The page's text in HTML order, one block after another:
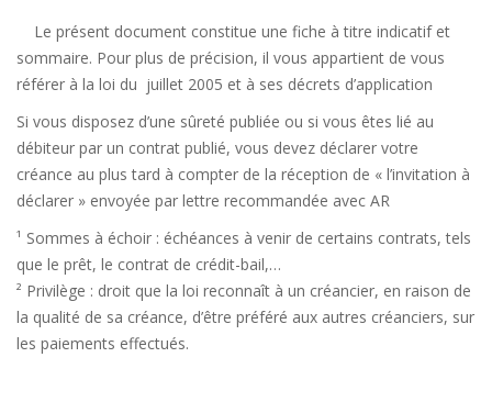
Le présent document constitue une fiche à titre indicatif et
sommaire. Pour plus de précision, il vous appartient de vous
référer à la loi du juillet 2005 et à ses décrets d’application
Si vous disposez d’une sûreté publiée ou si vous êtes lié au
débiteur par un contrat publié, vous devez déclarer votre
créance au plus tard à compter de la réception de « l’invitation à
déclarer » envoyée par lettre recommandée avec AR
¹ Sommes à échoir : échéances à venir de certains contrats, tels
que le prêt, le contrat de crédit-bail,…
² Privilège : droit que la loi reconnaît à un créancier, en raison de
la qualité de sa créance, d’être préféré aux autres créanciers, sur
les paiements effectués.